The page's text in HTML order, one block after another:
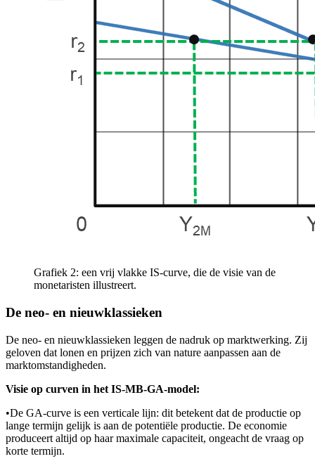
Grafiek 2: een vrij vlakke IS-curve, die de visie van de
monetaristen illustreert.
De neo- en nieuwklassieken
De neo- en nieuwklassieken leggen de nadruk op marktwerking. Zij
geloven dat lonen en prijzen zich van nature aanpassen aan de
marktomstandigheden.
Visie op curven in het IS-MB-GA-model:
•De GA-curve is een verticale lijn: dit betekent dat de productie op
lange termijn gelijk is aan de potentiële productie. De economie
produceert altijd op haar maximale capaciteit, ongeacht de vraag op
korte termijn.